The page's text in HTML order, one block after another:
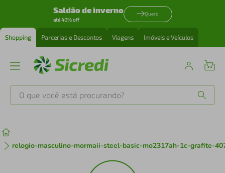
Saldão de inverno
até 40% off
Quero
Shopping Parcerias e Descontos Viagens Imóveis e Veículos
O que você está procurando?
relogio-masculino-mormaii-steel-basic-mo2317ah-1c-grafite-
º tenis